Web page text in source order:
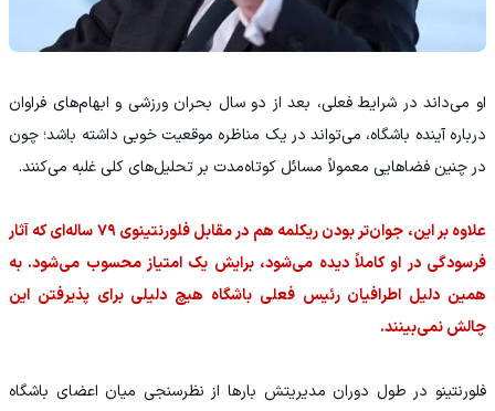
او می‌داند در شرایط فعلی، بعد از دو سال بحران ورزشی و ابهام‌های فراوان
درباره آینده باشگاه، می‌تواند در یک مناظره موقعیت خوبی داشته باشد؛ چون
در چنین فضاهایی معمولاً مسائل کوتاه‌مدت بر تحلیل‌های کلی غلبه می‌کنند.
علاوه بر این، جوان‌تر بودن ریکلمه هم در مقابل فلورنتینوی ۷۹ ساله‌ای که آثار
فرسودگی در او کاملاً دیده می‌شود، برایش یک امتیاز محسوب می‌شود. به
همین دلیل اطرافیان رئیس فعلی باشگاه هیچ دلیلی برای پذیرفتن این
چالش نمی‌بینند.
فلورنتینو در طول دوران مدیریتش بارها از نظرسنجی میان اعضای باشگاه